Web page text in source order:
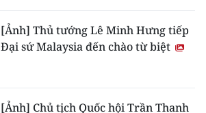
[Ảnh] Thủ tướng Lê Minh Hưng tiếp
Đại sứ Malaysia đến chào từ biệt
[Ảnh] Chủ tịch Quốc hội Trần Thanh